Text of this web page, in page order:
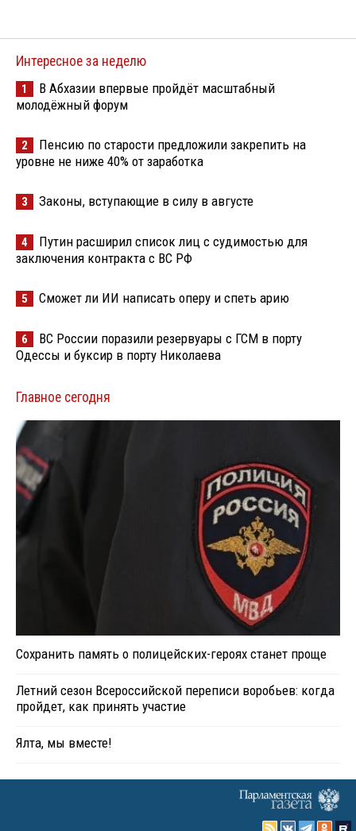
Интересное за неделю
1
В Абхазии впервые пройдёт масштабный
молодёжный форум
2
Пенсию по старости предложили закрепить на
уровне не ниже 40% от заработка
3 Законы, вступающие в силу в августе
4
Путин расширил список лиц с судимостью для
заключения контракта с ВС РФ
5 Сможет ли ИИ написать оперу и спеть арию
6
ВС России поразили резервуары с ГСМ в порту
Одессы и буксир в порту Николаева
Главное сегодня
Сохранить память о полицейских-героях станет проще
Летний сезон Всероссийской переписи воробьев: когда
пройдет, как принять участие
Ялта, мы вместе!